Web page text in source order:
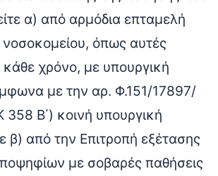
α) από αρμόδια επταμελή
νοσοκομείου, όπως αυτές
χρόνο, με υπουργική
με την αρ. Φ.151/17897/
Β΄) κοινή υπουργική
β) από την Επιτροπή εξέτασης
με σοβαρές παθήσεις